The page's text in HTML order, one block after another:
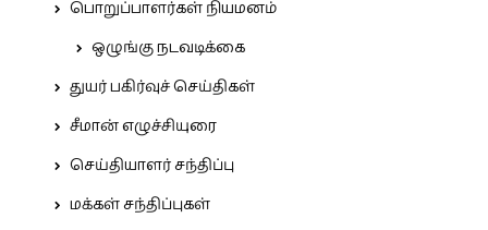
பொறுப்பாளர்கள் நியமனம்
ஒழுங்கு நடவடிக்கை
துயர் பகிர்வுச் செய்திகள்
சீமான் எழுச்சியுரை
செய்தியாளர் சந்திப்பு
மக்கள் சந்திப்புகள்